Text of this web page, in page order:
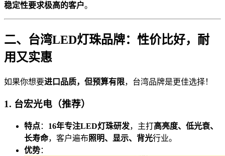
稳定性要求极高的客户。
二、台湾LED灯珠品牌：性价比好，耐
用又实惠
如果你想要进口品质，但预算有限，台湾品牌是更佳选择！
1. 台宏光电（推荐）
特点： 16年专注LED灯珠研发，主打高亮度、低光衰、
长寿命，客户遍布照明、显示、背光行业。
优势：